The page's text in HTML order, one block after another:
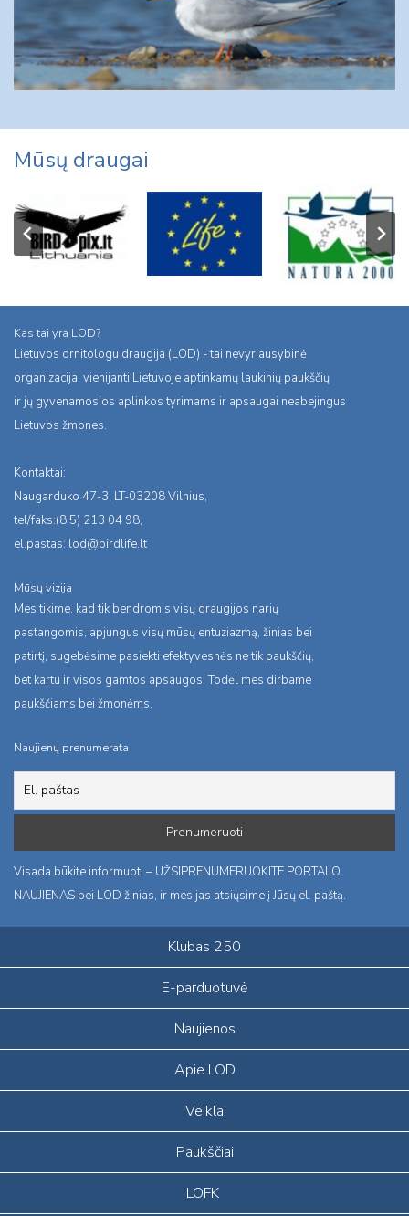
Mūsų draugai
Kas tai yra LOD?
Lietuvos ornitologu draugija (LOD) - tai nevyriausybinė
organizacija, vienijanti Lietuvoje aptinkamų laukinių paukščių
ir jų gyvenamosios aplinkos tyrimams ir apsaugai neabejingus
Lietuvos žmones.
Kontaktai:
Naugarduko 47-3, LT-03208 Vilnius,
tel/faks:(8 5) 213 04 98,
el.pastas: lod@birdlife.lt
Mūsų vizija
Mes tikime, kad tik bendromis visų draugijos narių
pastangomis, apjungus visų mūsų entuziazmą, žinias bei
patirtį, sugebėsime pasiekti efektyvesnės ne tik paukščių,
bet kartu ir visos gamtos apsaugos. Todėl mes dirbame
paukščiams bei žmonėms.
Naujienų prenumerata
Visada būkite informuoti – UŽSIPRENUMERUOKITE PORTALO
NAUJIENAS bei LOD žinias, ir mes jas atsiųsime į Jūsų el. paštą.
Klubas 250
E-parduotuvė
Naujienos
Apie LOD
Veikla
Paukščiai
LOFK